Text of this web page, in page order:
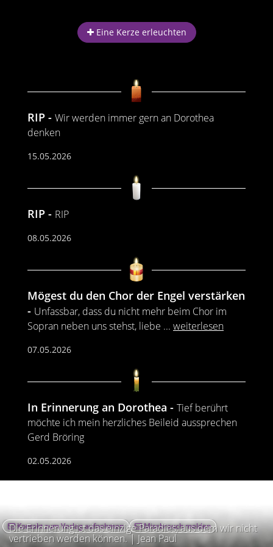
Eine Kerze erleuchten
RIP
Wir werden immer gern an Dorothea
denken
15.05.2026
RIP RIP
08.05.2026
Mögest du den Chor der Engel verstärken
Unfassbar, dass du nicht mehr beim Chor im
Sopran neben uns stehst, liebe ... weiterlesen
07.05.2026
In Erinnerung an Dorothea
Tief berührt
möchte ich mein herzliches Beileid aussprechen
Gerd Bröring
02.05.2026
Die Erinnerung ist das einzige Paradies, aus dem wir nicht
vertrieben werden können. | Jean Paul
Kontakt zum Verlag aufnehmen Missbrauch melden